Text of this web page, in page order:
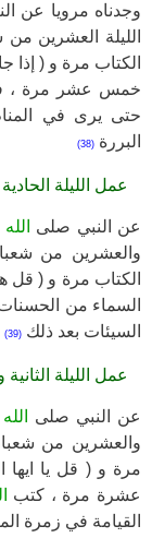
وجدناه مرويا عن
الليلة العشرين
الكتاب مرة و ( إذا
خمس عشر مرة ، فو
حتى يرى في
البررة (38)
عمل الليلة
عن النبي صلى الله
والعشرين من
الكتاب مرة و ( قل
السماء من
السيئات بعد ذلك (39)
عمل الليلة
عن النبي صلى الله
والعشرين من
مرة و ( قل يا
عشرة مرة ، كتب
القيامة في زمرة